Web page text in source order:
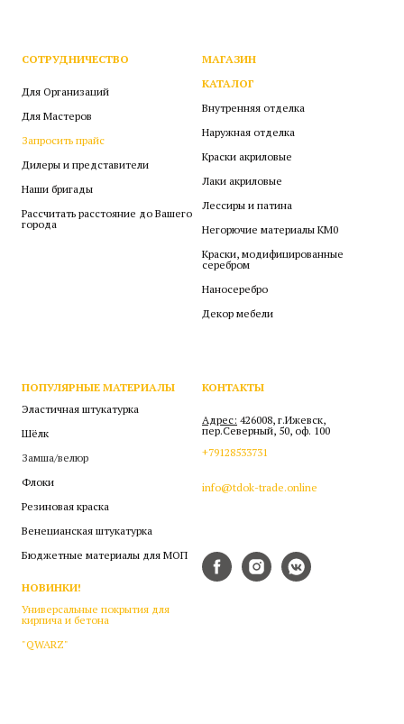
СОТРУДНИЧЕСТВО
Для Организаций
Для Мастеров
Запросить прайс
Дилеры и представители
Наши бригады
Рассчитать расстояние до Вашего
города
МАГАЗИН
КАТАЛОГ
Внутренняя отделка
Наружная отделка
Краски акриловые
Лаки акриловые
Лессиры и патина
Негорючие материалы КМ0
Краски, модифицированные
серебром
Наносеребро
Декор мебели
ПОПУЛЯРНЫЕ МАТЕРИАЛЫ
Эластичная штукатурка
Шёлк
Замша/велюр
Флоки
Резиновая краска
Венецианская штукатурка
Бюджетные материалы для МОП
НОВИНКИ!
Универсальные покрытия для
кирпича и бетона
"QWARZ"
КОНТАКТЫ
Адрес: 426008, г.Ижевск,
пер.Северный, 50, оф. 100
+79128533731
info@tdok-trade.online